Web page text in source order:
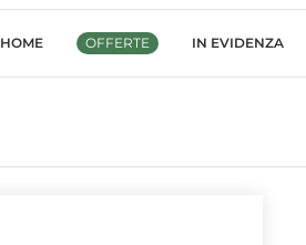
HOME OFFERTE IN EVIDENZA